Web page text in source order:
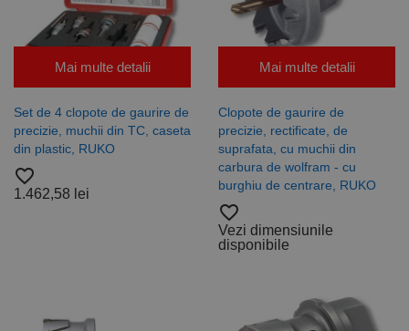
Mai multe detalii
Set de 4 clopote de gaurire de
precizie, muchii din TC, caseta
din plastic, RUKO
favorite_border
1.462,58 lei
Mai multe detalii
Clopote de gaurire de
precizie, rectificate, de
suprafata, cu muchii din
carbura de wolfram - cu
burghiu de centrare, RUKO
favorite_border
Vezi dimensiunile
disponibile